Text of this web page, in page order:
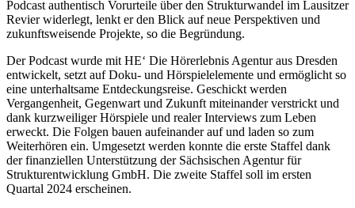
Podcast authentisch Vorurteile über den Strukturwandel im Lausitzer
Revier widerlegt, lenkt er den Blick auf neue Perspektiven und
zukunftsweisende Projekte, so die Begründung.
Der Podcast wurde mit HE‘ Die Hörerlebnis Agentur aus Dresden
entwickelt, setzt auf Doku- und Hörspielelemente und ermöglicht so
eine unterhaltsame Entdeckungsreise. Geschickt werden
Vergangenheit, Gegenwart und Zukunft miteinander verstrickt und
dank kurzweiliger Hörspiele und realer Interviews zum Leben
erweckt. Die Folgen bauen aufeinander auf und laden so zum
Weiterhören ein. Umgesetzt werden konnte die erste Staffel dank
der finanziellen Unterstützung der Sächsischen Agentur für
Strukturentwicklung GmbH. Die zweite Staffel soll im ersten
Quartal 2024 erscheinen.